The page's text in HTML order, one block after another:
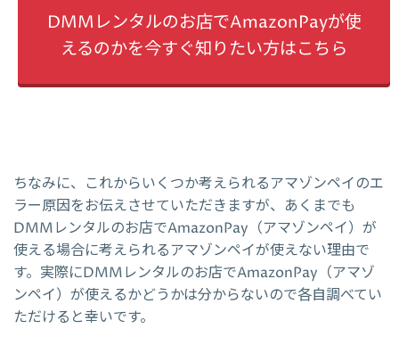
DMMレンタルのお店でAmazonPayが使
えるのかを今すぐ知りたい方はこちら
ちなみに、これからいくつか考えられるアマゾンペイのエ
ラー原因をお伝えさせていただきますが、あくまでも
DMMレンタルのお店でAmazonPay（アマゾンペイ）が
使える場合に考えられるアマゾンペイが使えない理由で
す。実際にDMMレンタルのお店でAmazonPay（アマゾ
ンペイ）が使えるかどうかは分からないので各自調べてい
ただけると幸いです。